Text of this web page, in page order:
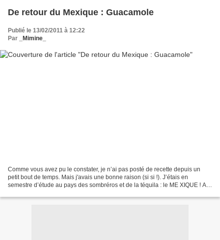
De retour du Mexique : Guacamole
Publié le 13/02/2011 à 12:22
Par
_Mimine_
Comme vous avez pu le constater, je n’ai pas posté de recette depuis un
petit bout de temps. Mais j'avais une bonne raison (si si !). J’étais en
semestre d’étude au pays des sombréros et de la téquila : le ME XIQUE ! A